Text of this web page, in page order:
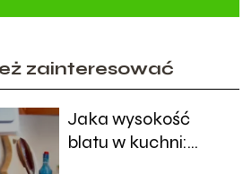
zainteresować
Jaka wysokość
blatu w kuchni: